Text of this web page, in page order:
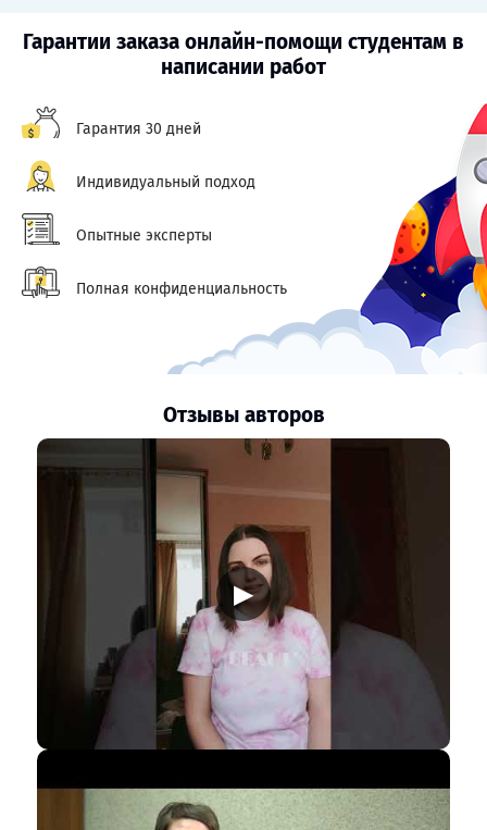
Гарантии заказа онлайн-помощи студентам в
написании работ
Гарантия 30 дней
Индивидуальный подход
Опытные эксперты
Полная конфиденциальность
Отзывы авторов
▶